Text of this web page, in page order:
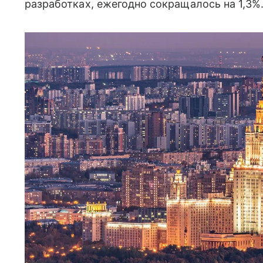
разработках, ежегодно сокращалось на